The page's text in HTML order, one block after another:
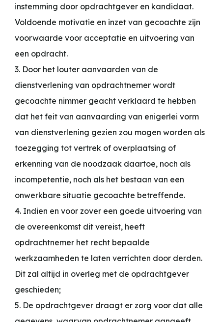
instemming door opdrachtgever en kandidaat.
Voldoende motivatie en inzet van gecoachte zijn
voorwaarde voor acceptatie en uitvoering van
een opdracht.
3. Door het louter aanvaarden van de
dienstverlening van opdrachtnemer wordt
gecoachte nimmer geacht verklaard te hebben
dat het feit van aanvaarding van enigerlei vorm
van dienstverlening gezien zou mogen worden als
toezegging tot vertrek of overplaatsing of
erkenning van de noodzaak daartoe, noch als
incompetentie, noch als het bestaan van een
onwerkbare situatie gecoachte betreffende.
4. Indien en voor zover een goede uitvoering van
de overeenkomst dit vereist, heeft
opdrachtnemer het recht bepaalde
werkzaamheden te laten verrichten door derden.
Dit zal altijd in overleg met de opdrachtgever
geschieden;
5. De opdrachtgever draagt er zorg voor dat alle